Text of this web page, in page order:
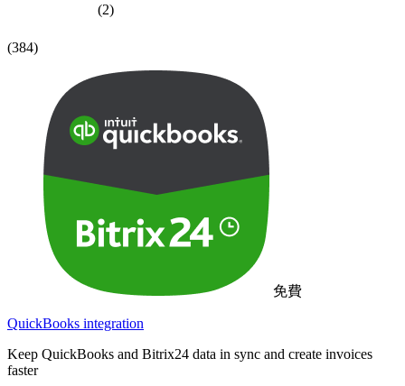
(2)
(384)
免費
QuickBooks integration
Keep QuickBooks and Bitrix24 data in sync and create invoices
faster